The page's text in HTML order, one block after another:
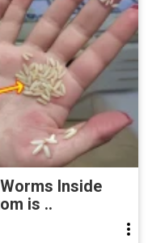
Inside
is ..